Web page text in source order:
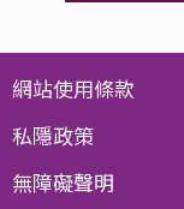
網站使用條款
私隱政策
無障礙聲明